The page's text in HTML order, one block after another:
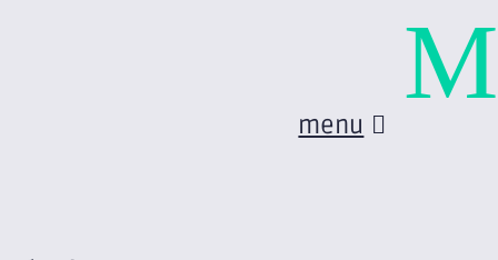
menu
M